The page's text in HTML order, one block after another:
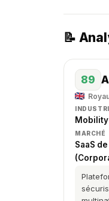
📝
89
MARCHÉ
SaaS